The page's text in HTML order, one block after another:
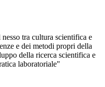
tra cultura scientifica e
e dei metodi propri della
della ricerca scientifica e
laboratoriale"